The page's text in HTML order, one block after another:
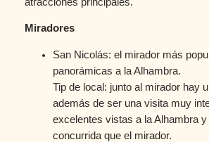
Miradores
San Nicolás: el mirador más
panorámicas a la Alhambra.
Tip de local: junto al mirador hay
además de ser una visita muy
excelentes vistas a la Alhambra
concurrida que el mirador.